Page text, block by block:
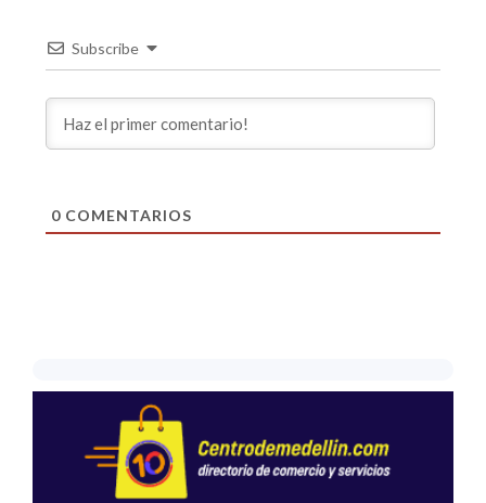
Subscribe
0COMENTARIOS